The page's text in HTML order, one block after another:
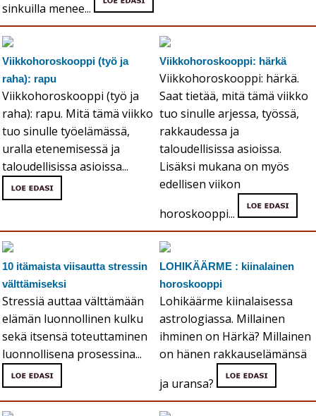
sinkuilla menee...
Viikkohoroskooppi (työ ja
raha): rapu
Viikkohoroskooppi (työ ja
raha): rapu. Mitä tämä viikko
tuo sinulle työelämässä,
uralla etenemisessä ja
taloudellisissa asioissa...
Viikkohoroskooppi: härkä
Viikkohoroskooppi: härkä.
Saat tietää, mitä tämä viikko
tuo sinulle arjessa, työssä,
rakkaudessa ja
taloudellisissa asioissa.
Lisäksi mukana on myös
edellisen viikon
horoskooppi...
10 itämaista viisautta stressin
välttämiseksi
Stressiä auttaa välttämään
elämän luonnollinen kulku
sekä itsensä toteuttaminen
luonnollisena prosessina...
LOHIKÄÄRME : kiinalainen
horoskooppi
Lohikäärme kiinalaisessa
astrologiassa. Millainen
ihminen on Härkä? Millainen
on hänen rakkauselämänsä
ja uransa?